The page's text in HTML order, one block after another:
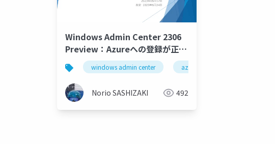
Windows Admin Center 2306
Preview：Azureへの登録が正常
に行えますwindows admin center azure
Norio SASHIZAKI 492